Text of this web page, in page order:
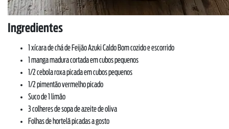
Ingredientes
1 xícara de chá de Feijão Azuki Caldo Bom cozido e escorrido
1 manga madura cortada em cubos pequenos
1/2 cebola roxa picada em cubos pequenos
1/2 pimentão vermelho picado
Suco de 1 limão
3 colheres de sopa de azeite de oliva
Folhas de hortelã picadas a gosto